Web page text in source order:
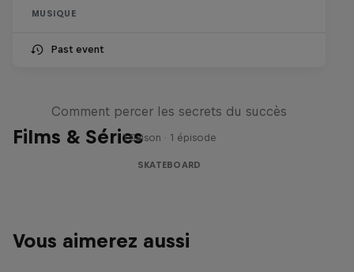
MUSIQUE
Past event
Films & Séries
Comment percer les secrets du succès
1 Saison · 1 épisode
SKATEBOARD
Vous aimerez aussi